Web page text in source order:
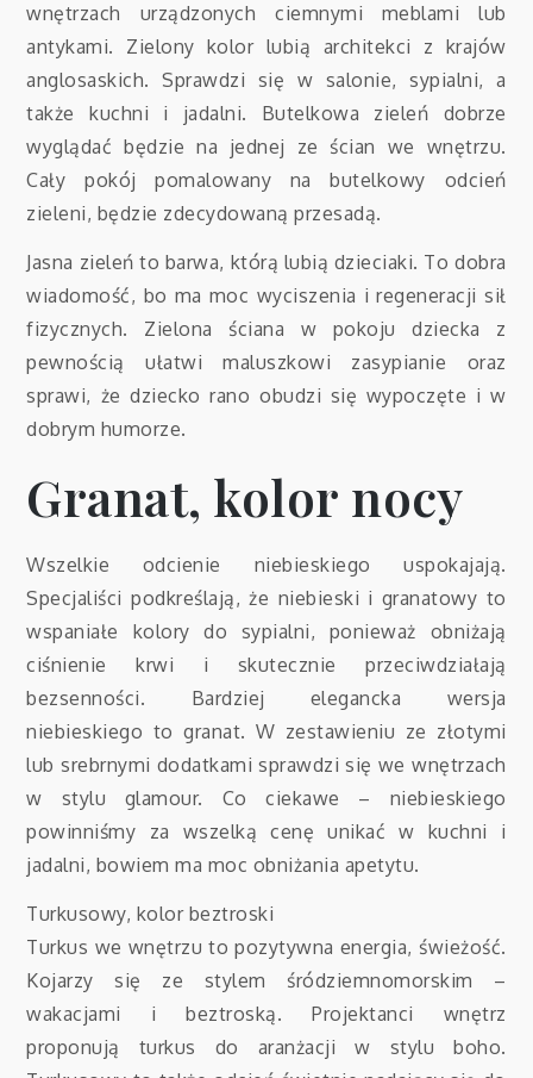
wnętrzach urządzonych ciemnymi meblami lub
antykami. Zielony kolor lubią architekci z krajów
anglosaskich. Sprawdzi się w salonie, sypialni, a
także kuchni i jadalni. Butelkowa zieleń dobrze
wyglądać będzie na jednej ze ścian we wnętrzu.
Cały pokój pomalowany na butelkowy odcień
zieleni, będzie zdecydowaną przesadą.
Jasna zieleń to barwa, którą lubią dzieciaki. To dobra
wiadomość, bo ma moc wyciszenia i regeneracji sił
fizycznych. Zielona ściana w pokoju dziecka z
pewnością ułatwi maluszkowi zasypianie oraz
sprawi, że dziecko rano obudzi się wypoczęte i w
dobrym humorze.
Granat, kolor nocy
Wszelkie odcienie niebieskiego uspokajają.
Specjaliści podkreślają, że niebieski i granatowy to
wspaniałe kolory do sypialni, ponieważ obniżają
ciśnienie krwi i skutecznie przeciwdziałają
bezsenności. Bardziej elegancka wersja
niebieskiego to granat. W zestawieniu ze złotymi
lub srebrnymi dodatkami sprawdzi się we wnętrzach
w stylu glamour. Co ciekawe – niebieskiego
powinniśmy za wszelką cenę unikać w kuchni i
jadalni, bowiem ma moc obniżania apetytu.
Turkusowy, kolor beztroski
Turkus we wnętrzu to pozytywna energia, świeżość.
Kojarzy się ze stylem śródziemnomorskim –
wakacjami i beztroską. Projektanci wnętrz
proponują turkus do aranżacji w stylu boho.